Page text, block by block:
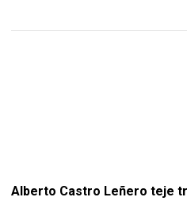
Alberto Castro Leñero teje